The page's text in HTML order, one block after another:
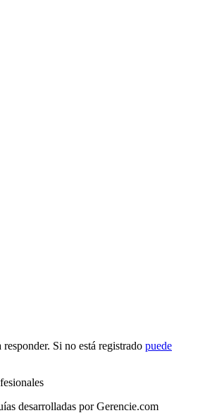
responder. Si no está registrado puede
desarrolladas por Gerencie.com